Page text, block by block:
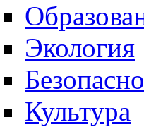
Экология
Культура